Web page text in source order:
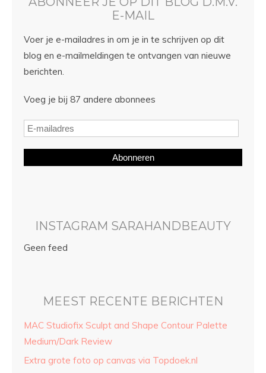
E-MAIL
Voer je e-mailadres in om je in te schrijven op dit
blog en e-mailmeldingen te ontvangen van nieuwe
berichten.
Voeg je bij 87 andere abonnees
Abonneren
INSTAGRAM SARAHANDBEAUTY
Geen feed
MEEST RECENTE BERICHTEN
MAC Studiofix Sculpt and Shape Contour Palette
Medium/Dark Review
Extra grote foto op canvas via Topdoek.nl